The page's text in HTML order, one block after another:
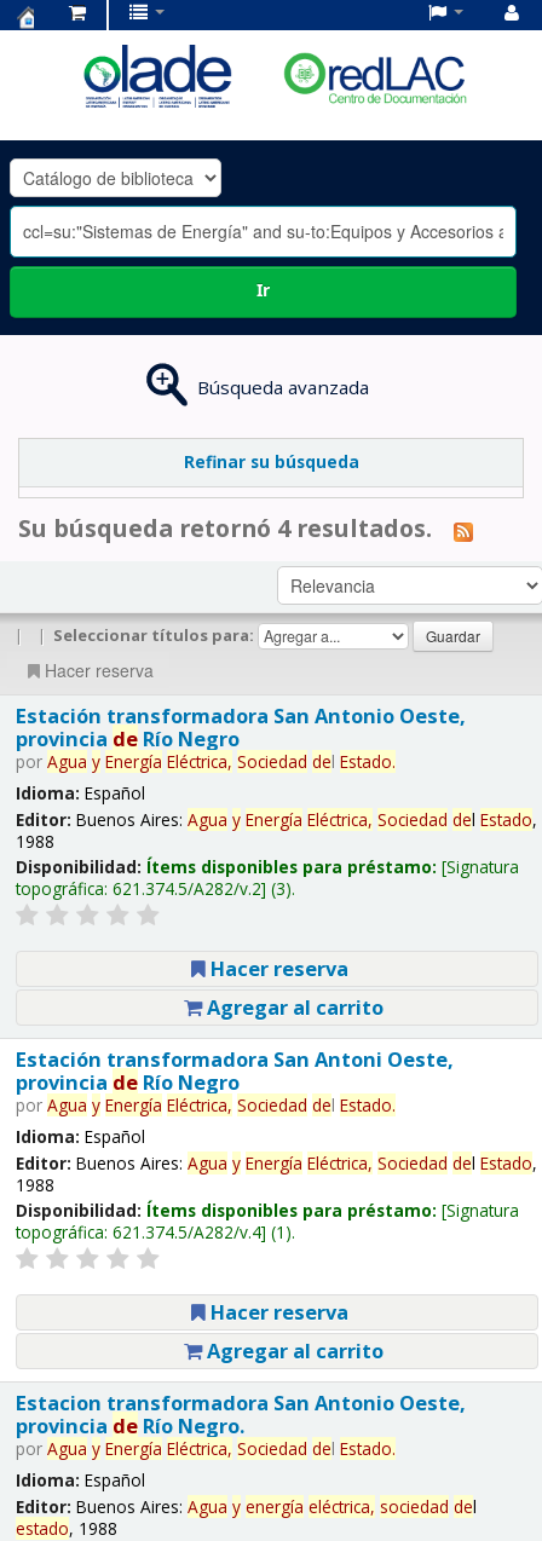
OLADE
-
Ir
Búsqueda avanzada
Refinar su búsqueda
Su búsqueda retornó 4 resultados.
| | Seleccionar títulos para:
Hacer reserva
Estación transformadora San Antonio Oeste,
provincia deRío Negro
por Agua y Energía Eléctrica, Sociedad del Estado.
Idioma: Español
Editor: Buenos Aires: Agua y Energía Eléctrica, Sociedad del Estado,
1988
Disponibilidad: Ítems disponibles para préstamo: Signatura
topográfica: 621.374.5/A282/v.2 (3).
Hacer reserva
Agregar al carrito
Estación transformadora San Antoni Oeste,
provincia deRío Negro
por Agua y Energía Eléctrica, Sociedad del Estado.
Idioma: Español
Editor: Buenos Aires: Agua y Energía Eléctrica, Sociedad del Estado,
1988
Disponibilidad: Ítems disponibles para préstamo: Signatura
topográfica: 621.374.5/A282/v.4 (1).
Hacer reserva
Agregar al carrito
Estacion transformadora San Antonio Oeste,
provincia deRío Negro.
por Agua y Energía Eléctrica, Sociedad del Estado.
Idioma: Español
Editor: Buenos Aires: Agua y energía eléctrica, sociedad del
estado, 1988